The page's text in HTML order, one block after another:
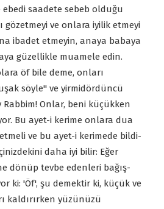
ebedi saadete sebeb olduğu
gözetmeyi ve onlara iyilik etmeyi
ibadet etmeyin, anaya babaya
güzellikle muamele edin.
öf bile deme, onları
söyle" ve yirmidördüncü
Rabbim! Onlar, beni küçükken
Bu ayet-i kerime onlara dua
ve bu ayet-i kerimede bildi-
daha iyi bilir: Eğer
dönüp tevbe edenleri bağış-
ki: 'Öf', şu demektir ki, küçük ve
kaldırırken yüzünüzü